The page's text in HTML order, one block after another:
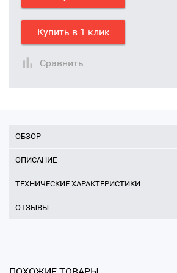
Купить в 1 клик
Сравнить
ОБЗОР
ОПИСАНИЕ
ТЕХНИЧЕСКИЕ ХАРАКТЕРИСТИКИ
ОТЗЫВЫ